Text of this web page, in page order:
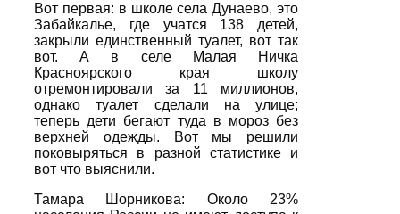
Вот первая: в школе села Дунаево, это
Забайкалье, где учатся 138 детей,
закрыли единственный туалет, вот так
вот. А в селе Малая Ничка
Красноярского края школу
отремонтировали за 11 миллионов,
однако туалет сделали на улице;
теперь дети бегают туда в мороз без
верхней одежды. Вот мы решили
поковыряться в разной статистике и
вот что выяснили.
Тамара Шорникова: Около 23%